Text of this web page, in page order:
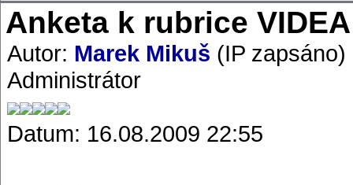
Anketa k rubrice VIDEA
Autor: Marek Mikuš (IP zapsáno)
Administrátor
Datum: 16.08.2009 22:55